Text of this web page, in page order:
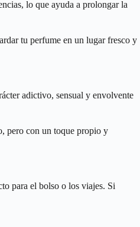
lo que ayuda a prolongar la
tu perfume en un lugar fresco y
adictivo, sensual y envolvente
pero con un toque propio y
para el bolso o los viajes. Si